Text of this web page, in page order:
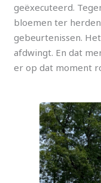
geëxecuteerd.
bloemen ter
gebeurtenissen.
afdwingt. En dat
er op dat moment